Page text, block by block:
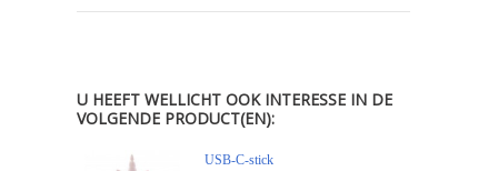
U HEEFT WELLICHT OOK INTERESSE IN DE
VOLGENDE PRODUCT(EN):
USB-C-stick